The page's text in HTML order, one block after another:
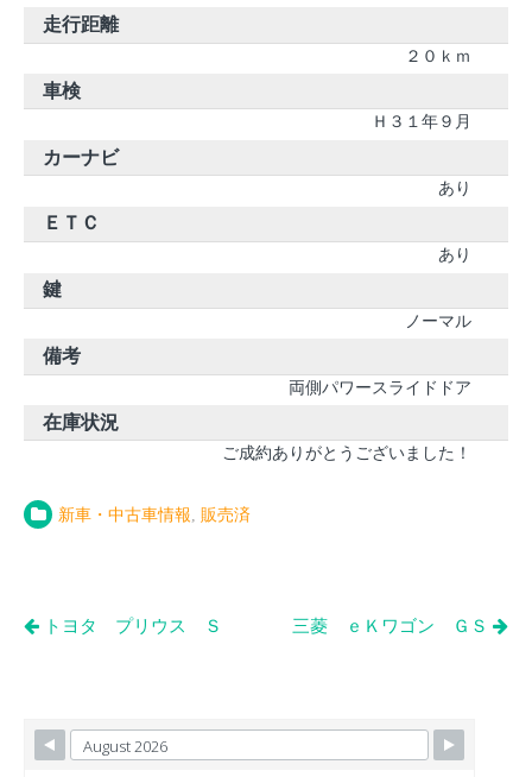
走行距離
２０ｋｍ
車検
Ｈ３１年９月
カーナビ
あり
ＥＴＣ
あり
鍵
ノーマル
備考
両側パワースライドドア
在庫状況
ご成約ありがとうございました！
新車・中古車情報 販売済
投
ビ
ゲ
トヨタ プリウス Ｓ 三菱 ｅＫワゴン ＧＳ